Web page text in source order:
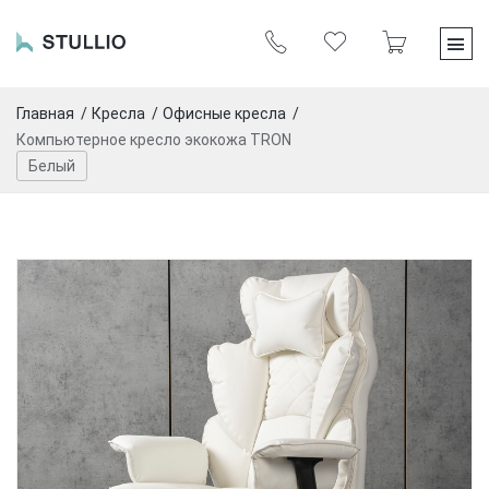
Главная Кресла
Офисные кресла
Компьютерное кресло экокожа TRON
Белый